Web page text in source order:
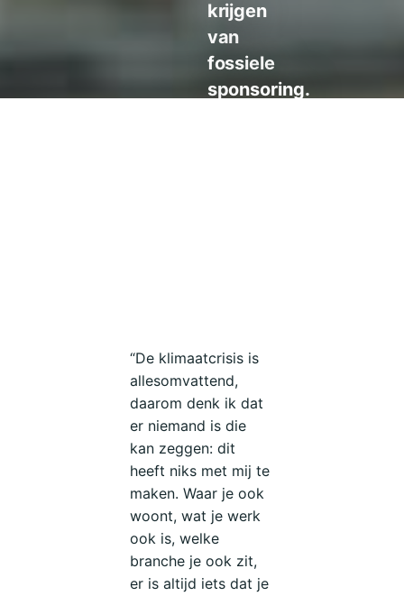
krijgen
van
fossiele
sponsoring.
“De klimaatcrisis is
allesomvattend,
daarom denk ik dat
er niemand is die
kan zeggen: dit
heeft niks met mij te
maken. Waar je ook
woont, wat je werk
ook is, welke
branche je ook zit,
er is altijd iets dat je